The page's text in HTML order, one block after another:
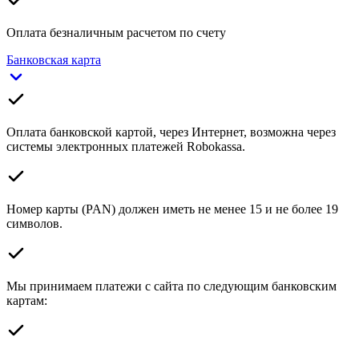
Оплата безналичным расчетом по счету
Банковская карта
Оплата банковской картой, через Интернет, возможна через
системы электронных платежей Robokassa.
Номер карты (PAN) должен иметь не менее 15 и не более 19
символов.
Мы принимаем платежи с сайта по следующим банковским
картам: